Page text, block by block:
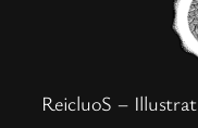
ReicluoS –